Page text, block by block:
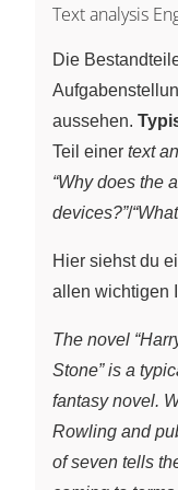
Text analysis
Die
aussehen.
Teil einer text
“Why does the
devices?”/
Hier siehst du
allen wichtigen
The novel
Stone” is a
fantasy novel.
Rowling and
of seven tells